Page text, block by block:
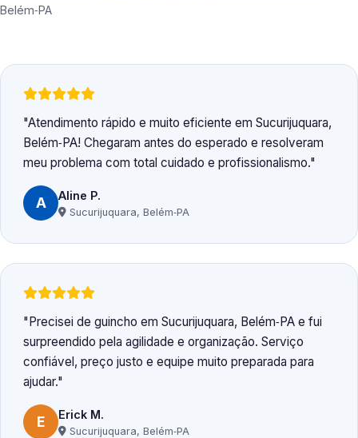
Belém‑PA
Atendimento rápido e muito eficiente em Sucurijuquara,
Belém‑PA! Chegaram antes do esperado e resolveram
meu problema com total cuidado e profissionalismo.
A Aline P.
Sucurijuquara, Belém‑PA
Precisei de guincho em Sucurijuquara, Belém‑PA e fui
surpreendido pela agilidade e organização. Serviço
confiável, preço justo e equipe muito preparada para
ajudar.
E Erick M.
Sucurijuquara, Belém‑PA